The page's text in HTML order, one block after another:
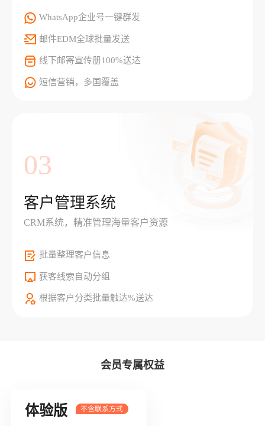
WhatsApp企业号一键群发
邮件EDM全球批量发送
线下邮寄宣传册100%送达
短信营销，多国覆盖
03
客户管理系统
CRM系统，精准管理海量客户资源
批量整理客户信息
获客线索自动分组
根据客户分类批量触达%送达
会员专属权益
体验版